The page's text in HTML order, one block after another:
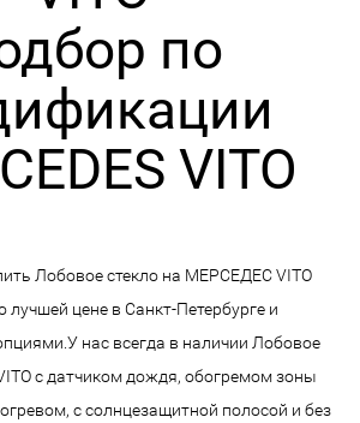
по
VITO
Лобовое стекло на МЕРСЕДЕС VITO
лучшей цене в Санкт-Петербурге и
нас всегда в наличии Лобовое
с датчиком дождя, обогремом зоны
с солнцезащитной полосой и без